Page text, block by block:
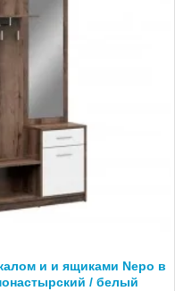
и и ящиками Nepo в
/ белый